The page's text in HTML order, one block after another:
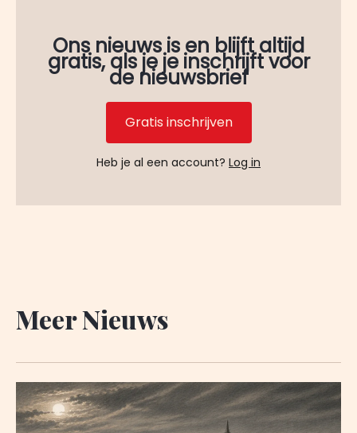
Ons nieuws is en blijft altijd
gratis, als je je inschrijft voor
de nieuwsbrief
Gratis inschrijven
Heb je al een account? Log in
Meer Nieuws